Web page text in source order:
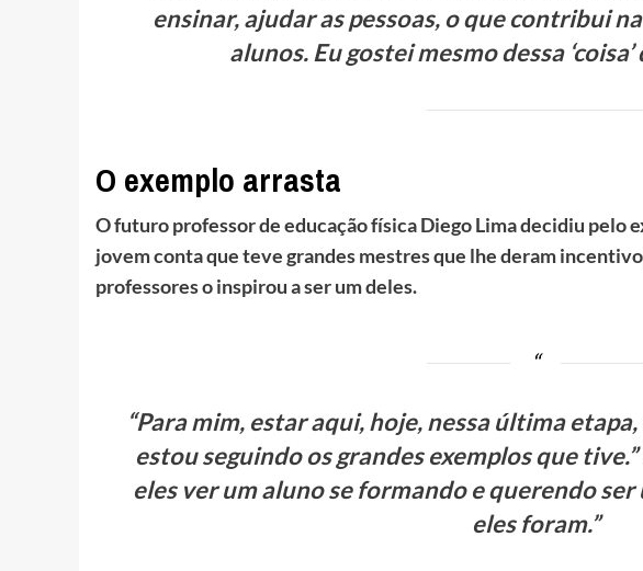
ensinar, ajudar as pessoas, o que contribui
alunos. Eu gostei mesmo dessa
O exemplo arrasta
O futuro professor de educação física Diego Lima decidiu pelo
jovem conta que teve grandes mestres que lhe deram
professores o inspirou a ser um deles.
“Para mim, estar aqui, hoje, nessa última
estou seguindo os grandes exemplos que
eles ver um aluno se formando e querendo
eles foram.”